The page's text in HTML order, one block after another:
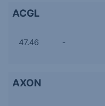
ACGL
47.46 -
AXON